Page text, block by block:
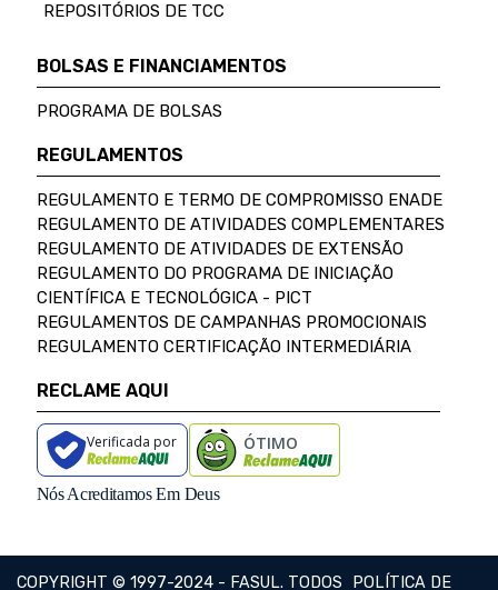
REPOSITÓRIOS DE TCC
BOLSAS E FINANCIAMENTOS
PROGRAMA DE BOLSAS
REGULAMENTOS
REGULAMENTO E TERMO DE COMPROMISSO ENADE
REGULAMENTO DE ATIVIDADES COMPLEMENTARES
REGULAMENTO DE ATIVIDADES DE EXTENSÃO
REGULAMENTO DO PROGRAMA DE INICIAÇÃO
CIENTÍFICA E TECNOLÓGICA - PICT
REGULAMENTOS DE CAMPANHAS PROMOCIONAIS
REGULAMENTO CERTIFICAÇÃO INTERMEDIÁRIA
RECLAME AQUI
Verificada por ÓTIMO
Nós Acreditamos Em Deus
COPYRIGHT © 1997-2024 - FASUL. TODOS POLÍTICA DE